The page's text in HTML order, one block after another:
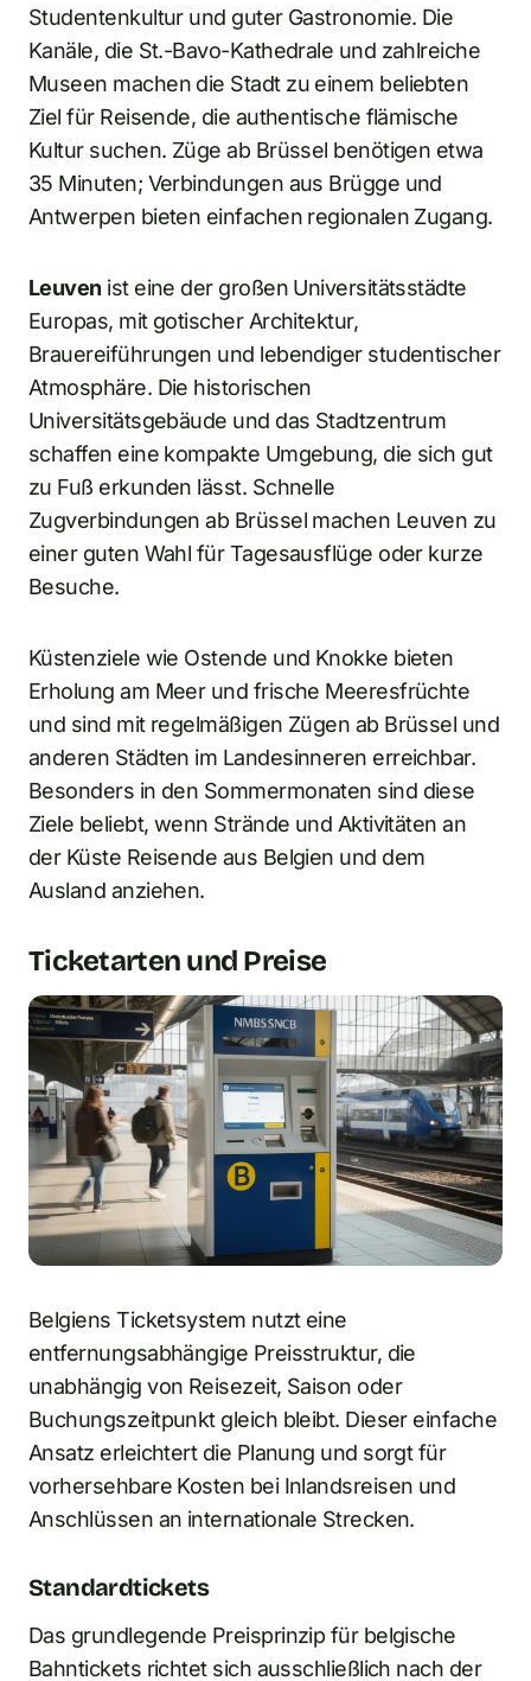
Studentenkultur und guter Gastronomie. Die
Kanäle, die St.-Bavo-Kathedrale und zahlreiche
Museen machen die Stadt zu einem beliebten
Ziel für Reisende, die authentische flämische
Kultur suchen. Züge ab Brüssel benötigen etwa
35 Minuten; Verbindungen aus Brügge und
Antwerpen bieten einfachen regionalen Zugang.
Leuven ist eine der großen Universitätsstädte
Europas, mit gotischer Architektur,
Brauereiführungen und lebendiger studentischer
Atmosphäre. Die historischen
Universitätsgebäude und das Stadtzentrum
schaffen eine kompakte Umgebung, die sich gut
zu Fuß erkunden lässt. Schnelle
Zugverbindungen ab Brüssel machen Leuven zu
einer guten Wahl für Tagesausflüge oder kurze
Besuche.
Küstenziele wie Ostende und Knokke bieten
Erholung am Meer und frische Meeresfrüchte
und sind mit regelmäßigen Zügen ab Brüssel und
anderen Städten im Landesinneren erreichbar.
Besonders in den Sommermonaten sind diese
Ziele beliebt, wenn Strände und Aktivitäten an
der Küste Reisende aus Belgien und dem
Ausland anziehen.
Ticketarten und Preise
Belgiens Ticketsystem nutzt eine
entfernungsabhängige Preisstruktur, die
unabhängig von Reisezeit, Saison oder
Buchungszeitpunkt gleich bleibt. Dieser einfache
Ansatz erleichtert die Planung und sorgt für
vorhersehbare Kosten bei Inlandsreisen und
Anschlüssen an internationale Strecken.
Standardtickets
Das grundlegende Preisprinzip für belgische
Bahntickets richtet sich ausschließlich nach der